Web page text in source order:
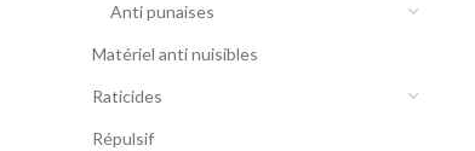
Anti punaises
Matériel anti nuisibles
Raticides
Répulsif